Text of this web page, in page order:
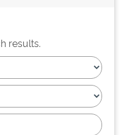
results.